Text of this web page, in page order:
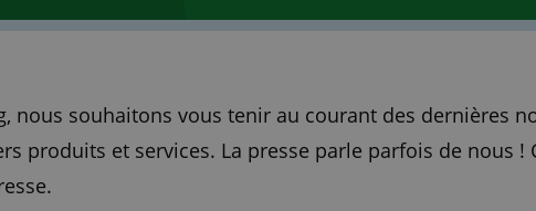
nous souhaitons vous tenir au courant des dernières
produits et services. La presse parle parfois de nous !